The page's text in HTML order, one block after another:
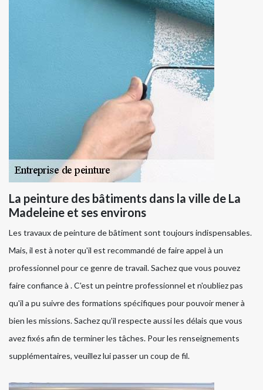
La peinture des bâtiments dans la ville de La
Madeleine et ses environs
Les travaux de peinture de bâtiment sont toujours indispensables.
Mais, il est à noter qu'il est recommandé de faire appel à un
professionnel pour ce genre de travail. Sachez que vous pouvez
faire confiance à . C'est un peintre professionnel et n'oubliez pas
qu'il a pu suivre des formations spécifiques pour pouvoir mener à
bien les missions. Sachez qu'il respecte aussi les délais que vous
avez fixés afin de terminer les tâches. Pour les renseignements
supplémentaires, veuillez lui passer un coup de fil.